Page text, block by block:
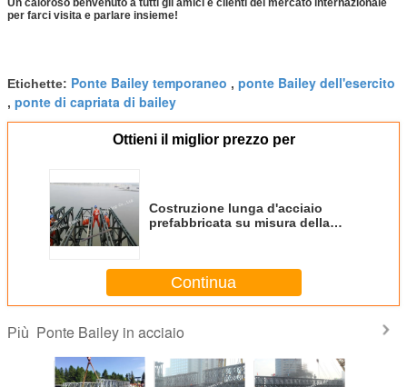
Un caloroso benvenuto a tutti gli amici e clienti del mercato internazionale
per farci visita e parlare insieme!
Etichette: Ponte Bailey temporaneo , ponte Bailey dell'esercito
, ponte di capriata di bailey
Ottieni il miglior prezzo per
Costruzione lunga d'acciaio
prefabbricata su misura della
Continua
Più Ponte Bailey in acciaio